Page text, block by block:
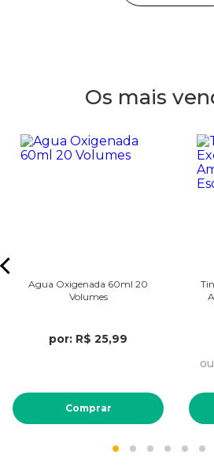
Os mais
Agua Oxigenada 60ml 20
Volumes
por: R$ 25,99
Comprar